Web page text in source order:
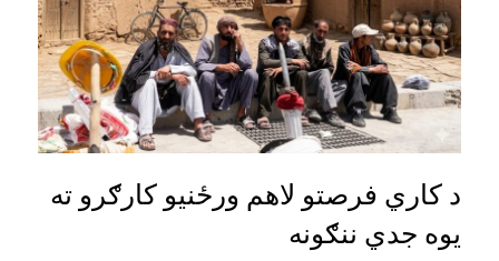
د کاري فرصتو لاهم ورځنیو کارګرو ته
یوه جدي ننګونه